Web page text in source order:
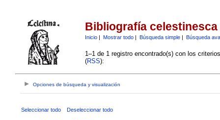
Bibliografía celestinesca
Inicio| Mostrar todo| Búsqueda simple| Búsqueda
1–1 de 1 registro encontrado(s) con los
(RSS):
Opciones de búsqueda y visualización
Seleccionar todo Deseleccionar todo